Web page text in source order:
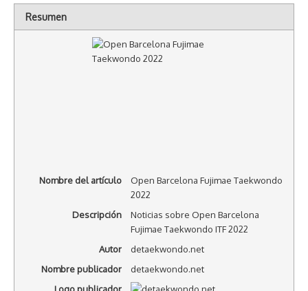
Resumen
Nombre del artículo
Open Barcelona Fujimae Taekwondo
2022
Descripción
Noticias sobre Open Barcelona
Fujimae Taekwondo ITF 2022
Autor
detaekwondo.net
Nombre publicador
detaekwondo.net
Logo publicador